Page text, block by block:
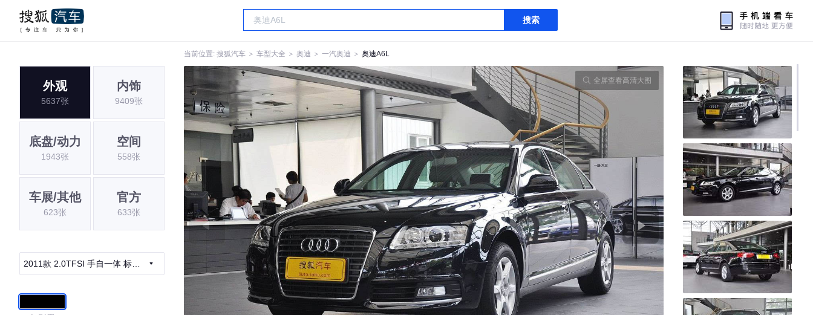
搜索
当前位置: 搜狐汽车 ＞ 车型大全 ＞ 奥迪 ＞ 一汽奥迪 ＞ 奥迪A6L
外观
5637张
内饰
9409张
底盘/动力
1943张
空间
558张
车展/其他
623张
官方
633张
2011款 2.0TFSI 手自一体 标准
全屏查看高清大图